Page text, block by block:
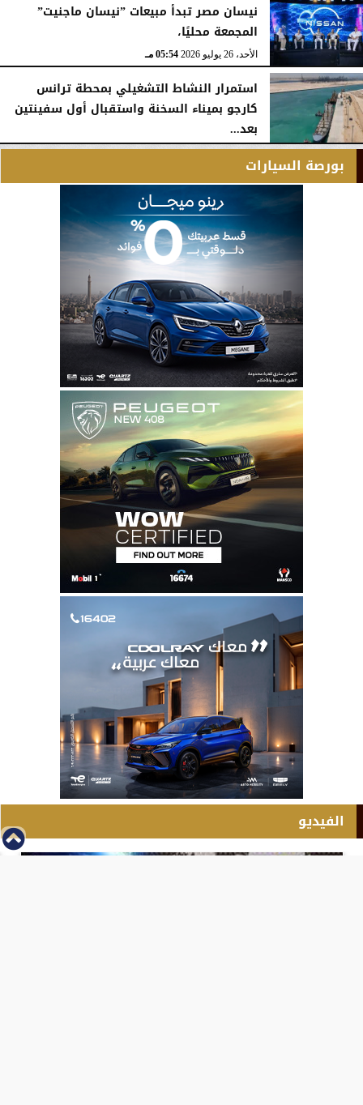
نيسان مصر تبدأ مبيعات ”نيسان ماجنيت”
المجمعة محليًا،
الأحد، 26 يوليو 2026 05:54 مـ
استمرار النشاط التشغيلي بمحطة ترانس
كارجو بميناء السخنة واستقبال أول سفينتين
بعد...
الأحد، 26 يوليو 2026 05:52 مـ
بورصة السيارات
الفيديو